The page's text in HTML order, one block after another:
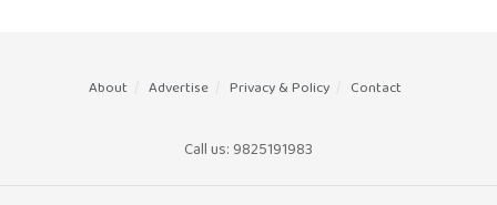
About Advertise Privacy & Policy Contact
Call us: 9825191983